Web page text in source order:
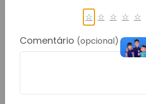
Secretaria Da Saúde
☆ ☆ ☆ ☆ ☆
Comentário (opcional)